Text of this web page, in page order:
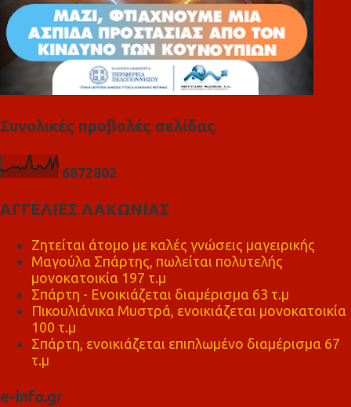
Συνολικές προβολές σελίδας
6872802
ΑΓΓΕΛΙΕΣ ΛΑΚΩΝΙΑΣ
Ζητείται άτομο με καλές γνώσεις μαγειρικής
Μαγούλα Σπάρτης, πωλείται πολυτελής
μονοκατοικία 197 τ.μ
Σπάρτη - Ενοικιάζεται διαμέρισμα 63 τ.μ
Πικουλιάνικα Μυστρά, ενοικιάζεται μονοκατοικία
100 τ.μ
Σπάρτη, ενοικιάζεται επιπλωμένο διαμέρισμα 67
τ.μ
e-info.gr